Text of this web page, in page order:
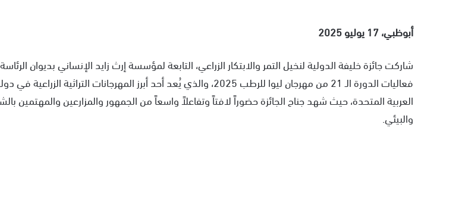
أبوظبي، 17 يوليو 2025
شاركت جائزة خليفة الدولية لنخيل التمر والابتكار الزراعي، التابعة لمؤسسة إرث زايد الإنساني بديوان
فعاليات الدورة الـ 21 من مهرجان ليوا للرطب 2025، والذي يُعد أحد أبرز المهرجانات التراثية
العربية المتحدة، حيث شهد جناح الجائزة حضوراً لافتاً وتفاعلاً واسعاً من الجمهور والمزارعين والمهتمين
والبيئي.